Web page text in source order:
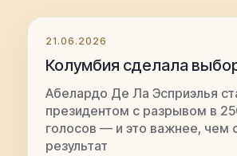
21.06.2026
Колумбия сделала
Абелардо Де Ла Эсприэлья
президентом с разрывом в
голосов — и это важнее, чем
результат